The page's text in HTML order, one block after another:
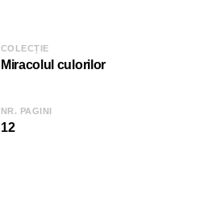
COLECȚIE
Miracolul culorilor
NR. PAGINI
12